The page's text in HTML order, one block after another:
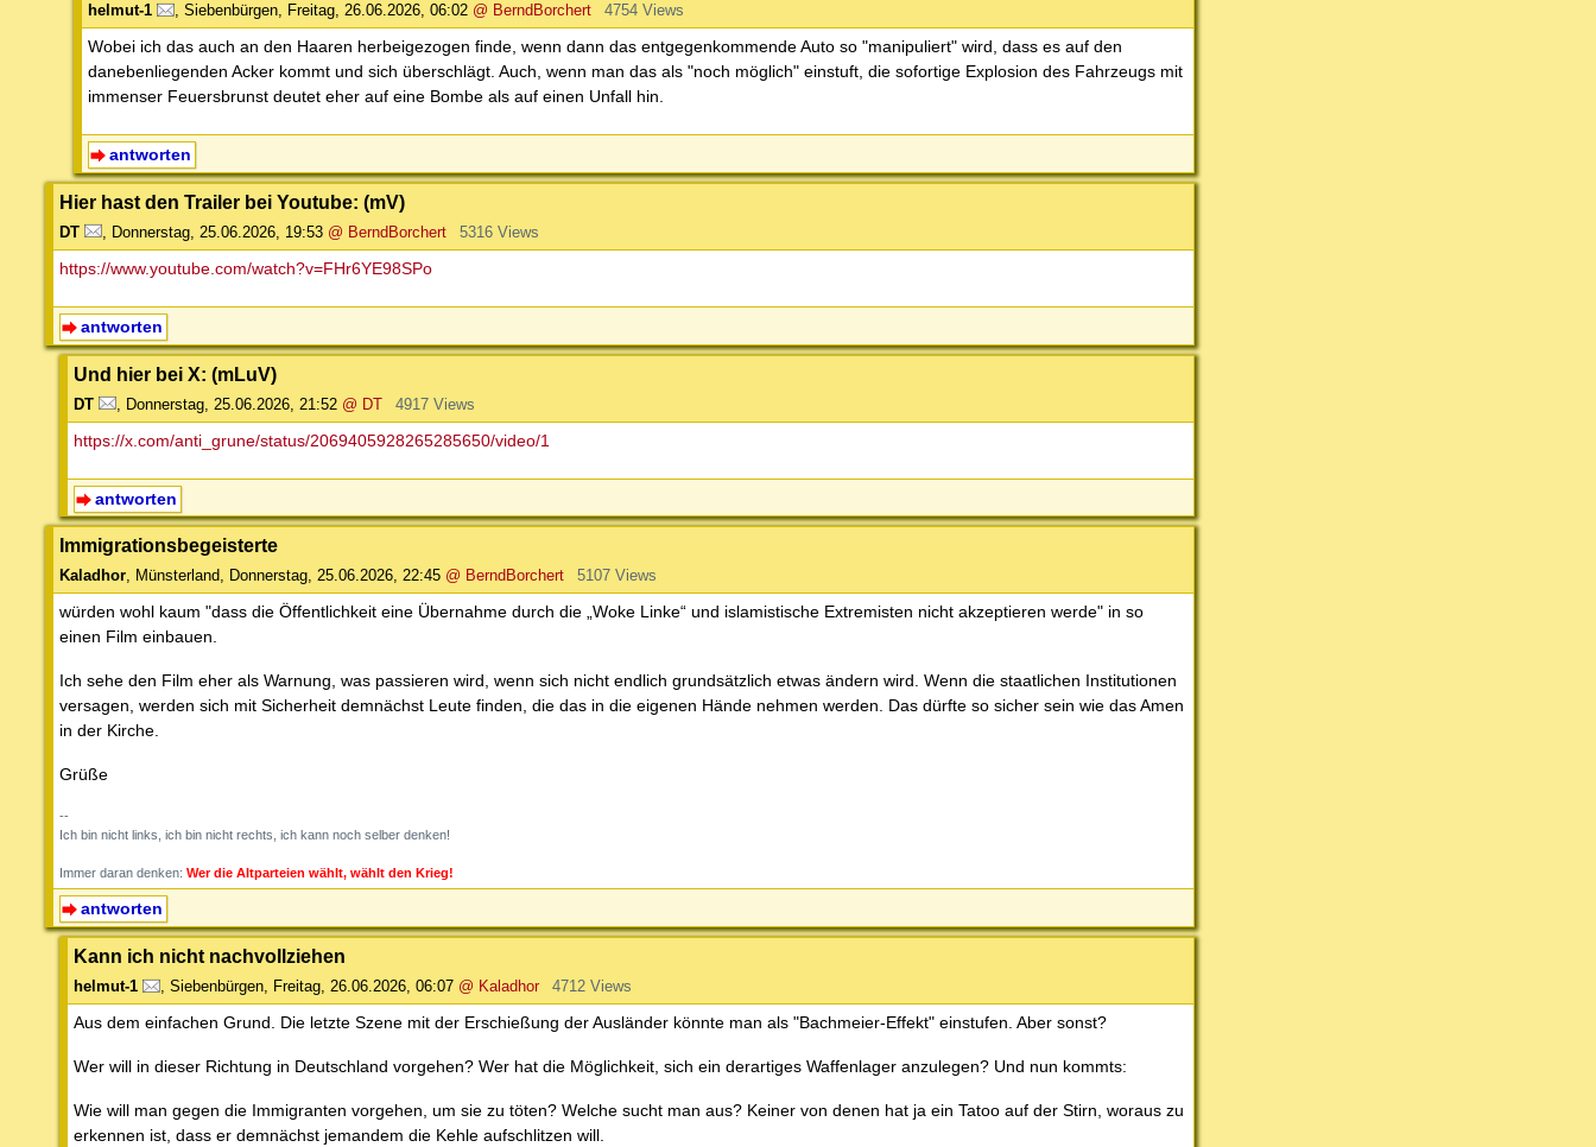
helmut-1 , Siebenbürgen, Freitag, 26.06.2026, 06:02 @ BerndBorchert 4754 Views
Wobei ich das auch an den Haaren herbeigezogen finde, wenn dann das entgegenkommende Auto so "manipuliert" wird, dass es auf den
danebenliegenden Acker kommt und sich überschlägt. Auch, wenn man das als "noch möglich" einstuft, die sofortige Explosion des Fahrzeugs mit
immenser Feuersbrunst deutet eher auf eine Bombe als auf einen Unfall hin.
antworten
Hier hast den Trailer bei Youtube: (mV)
DT Donnerstag, 25.06.2026, 19:53 @ BerndBorchert 5316 Views
https://www.youtube.com/watch?v=FHr6YE98SPo
antworten
Und hier bei X: (mLuV)
DT Donnerstag, 25.06.2026, 21:52 @ DT 4917 Views
https://x.com/anti_grune/status/2069405928265285650/video/1
antworten
Immigrationsbegeisterte
Kaladhor, Münsterland, Donnerstag, 25.06.2026, 22:45 @ BerndBorchert 5107 Views
würden wohl kaum "dass die Öffentlichkeit eine Übernahme durch die „Woke Linke“ und islamistische Extremisten nicht akzeptieren werde" in so
einen Film einbauen.
Ich sehe den Film eher als Warnung, was passieren wird, wenn sich nicht endlich grundsätzlich etwas ändern wird. Wenn die staatlichen Institutionen
versagen, werden sich mit Sicherheit demnächst Leute finden, die das in die eigenen Hände nehmen werden. Das dürfte so sicher sein wie das Amen
in der Kirche.
Grüße
--
Ich bin nicht links, ich bin nicht rechts, ich kann noch selber denken!
Immer daran denken: Wer die Altparteien wählt, wählt den Krieg!
antworten
Kann ich nicht nachvollziehen
helmut-1 , Siebenbürgen, Freitag, 26.06.2026, 06:07 @ Kaladhor 4712 Views
Aus dem einfachen Grund. Die letzte Szene mit der Erschießung der Ausländer könnte man als "Bachmeier-Effekt" einstufen. Aber sonst?
Wer will in dieser Richtung in Deutschland vorgehen? Wer hat die Möglichkeit, sich ein derartiges Waffenlager anzulegen? Und nun kommts:
Wie will man gegen die Immigranten vorgehen, um sie zu töten? Welche sucht man aus? Keiner von denen hat ja ein Tatoo auf der Stirn, woraus zu
erkennen ist, dass er demnächst jemandem die Kehle aufschlitzen will.